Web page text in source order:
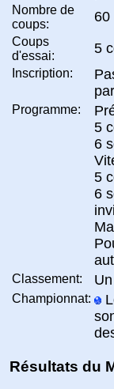
Nombre de
coups:
60
Coups
d'essai:
5
Inscription:
Programme:
5
6
5
6
Classement:
Championnat:
Résultats du